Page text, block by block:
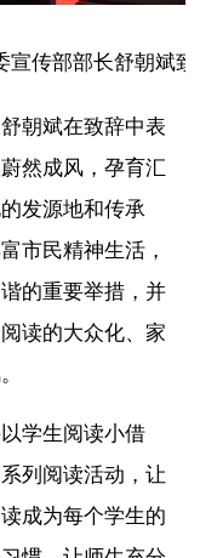
宣传部部长舒朝斌
朝斌在致辞中表
然成风，孕育汇
发源地和传承
市民精神生活，
的重要举措，并
读的大众化、家
学生阅读小借
列阅读活动，让
成为每个学生的